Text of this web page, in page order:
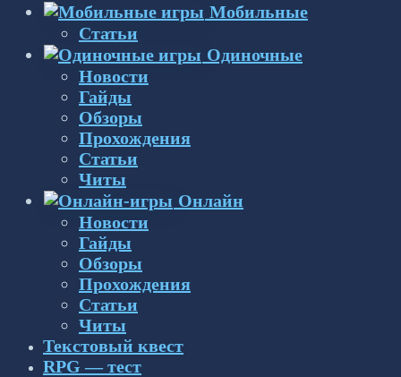
Мобильные
Статьи
Одиночные
Новости
Гайды
Обзоры
Прохождения
Статьи
Читы
Онлайн
Новости
Гайды
Обзоры
Прохождения
Статьи
Читы
Текстовый квест
RPG — тест